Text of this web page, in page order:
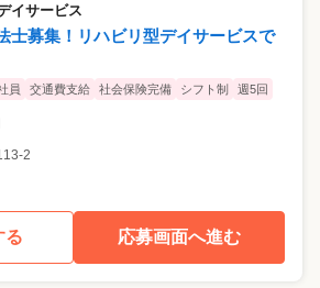
イサービス
募集！リハビリ型デイサービスで
員 交通費支給 社会保険完備 シフト制 週5回
2
る 応募画面へ進む